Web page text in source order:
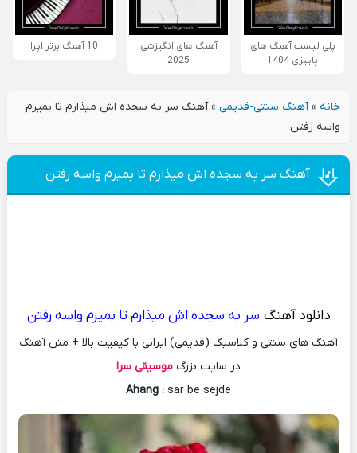
پلی لیست آهنگ های
پاییزی 1404
آهنگ های انگیزشی
2025
10 آهنگ برتر اپرا
خانه»آهنگ سنتی-قدیمی»آهنگ سر به سجده اش میذارم تا بمیرم
واسه رفتن
آهنگ سر به سجده اش میذارم تا بمیرم واسه رفتن
دانلود آهنگ سر به سجده اش میذارم تا بمیرم واسه رفتن
آهنگ های سنتی و کلاسیک (قدیمی) ایرانی با کیفیت بالا + متن آهنگ
در سایت بزرگ موسیقی سرا
Ahang : sar be sejde